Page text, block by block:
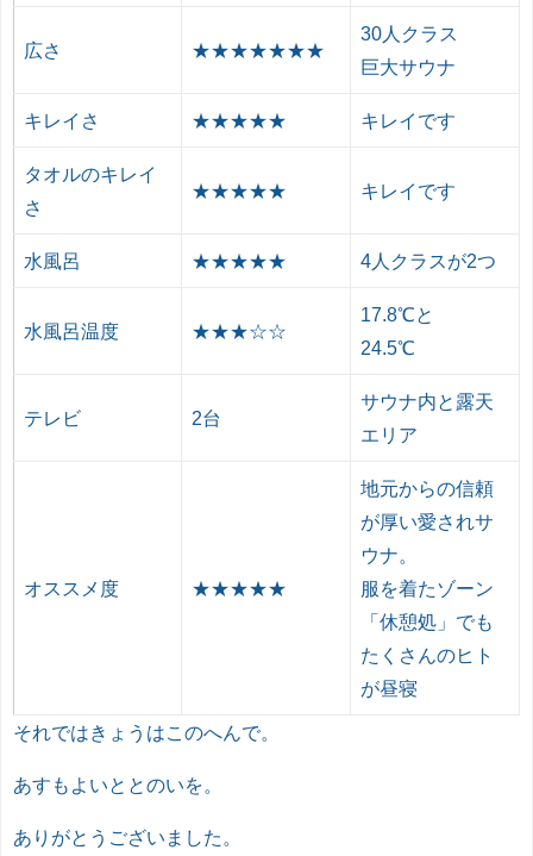
広さ ★★★★★★★
30人クラス
巨大サウナ
キレイさ ★★★★★ キレイです
タオルのキレイ
さ
★★★★★ キレイです
水風呂 ★★★★★ 4人クラスが2つ
水風呂温度 ★★★☆☆
17.8℃と
24.5℃
テレビ 2台
サウナ内と露天
エリア
オススメ度 ★★★★★
地元からの信頼
が厚い愛されサ
ウナ。
服を着たゾーン
「休憩処」でも
たくさんのヒト
が昼寝
それではきょうはこのへんで。
あすもよいととのいを。
ありがとうございました。